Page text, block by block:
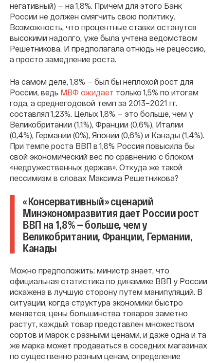
негативный) — на 1,8%. Причем для этого Банк
России не должен смягчить свою политику.
Возможность, что процентные ставки останутся
высокими надолго, уже была учтена ведомством
Решетникова. И предполагала отнюдь не рецессию,
а просто замедление роста.
На самом деле, 1,8% — был бы неплохой рост для
России, ведь МВФ ожидает только 1,5% по итогам
года, а среднегодовой темп за 2013–2021 гг.
составлял 1,23%. Целых 1,8% — это больше, чем у
Великобритании (1,1%), Франции (0,6%), Италии
(0,4%), Германии (0%), Японии (0,6%) и Канады (1,4%).
При темпе роста ВВП в 1,8% Россия повысила бы
свой экономический вес по сравнению с блоком
«недружественных держав». Откуда же такой
пессимизм в словах Максима Решетникова?
«Консервативный» сценарий
Минэкономразвития дает России рост
ВВП на 1,8% — больше, чем у
Великобритании, Франции, Германии,
Канады
Можно предположить: министр знает, что
официальная статистика по динамике ВВП у России
искажена в лучшую сторону путем манипуляций. В
ситуации, когда структура экономики быстро
меняется, цены большинства товаров заметно
растут, каждый товар представлен множеством
сортов и марок с разными ценами, и даже одна и та
же марка может продаваться в соседних магазинах
по существенно разным ценам, определение